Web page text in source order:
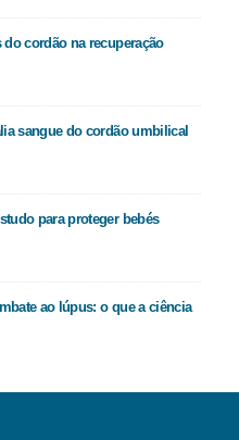
cordão na recuperação
sangue do cordão umbilical
para proteger bebés
ao lúpus: o que a ciência